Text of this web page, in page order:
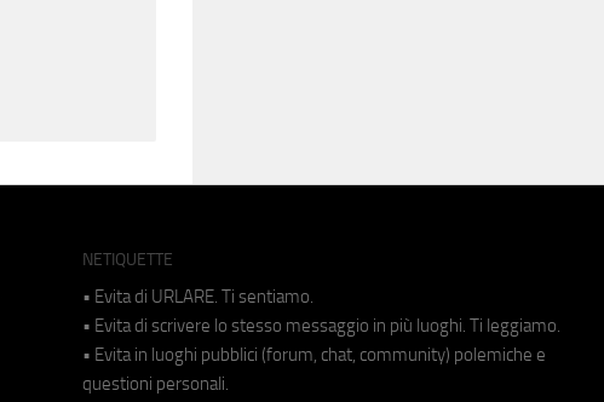
NETIQUETTE
• Evita di URLARE. Ti sentiamo.
• Evita di scrivere lo stesso messaggio in più luoghi. Ti leggiamo.
• Evita in luoghi pubblici (forum, chat, community) polemiche e
questioni personali.